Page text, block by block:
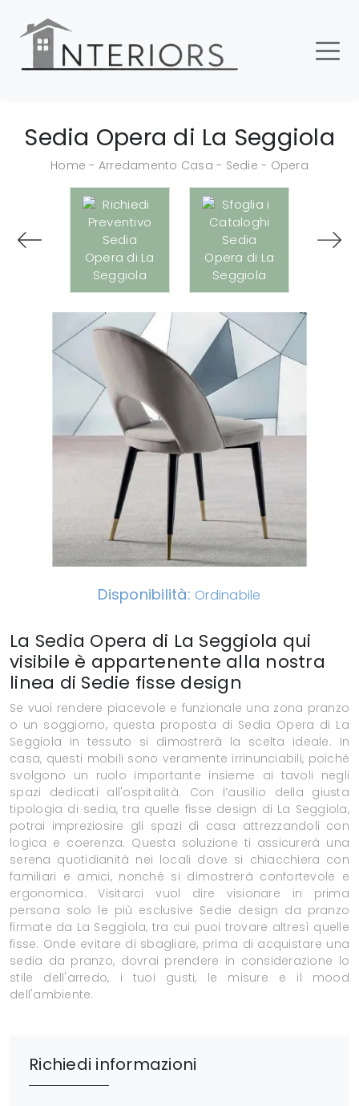
Sedia Opera di La Seggiola
Home - Arredamento Casa - Sedie - Opera
Disponibilità: Ordinabile
La Sedia Opera di La Seggiola qui
visibile è appartenente alla nostra
linea di Sedie fisse design
Se vuoi rendere piacevole e funzionale una zona pranzo
o un soggiorno, questa proposta di Sedia Opera di La
Seggiola in tessuto si dimostrerà la scelta ideale. In
casa, questi mobili sono veramente irrinunciabili, poiché
svolgono un ruolo importante insieme ai tavoli negli
spazi dedicati all'ospitalità. Con l’ausilio della giusta
tipologia di sedia, tra quelle fisse design di La Seggiola,
potrai impreziosire gli spazi di casa attrezzandoli con
logica e coerenza. Questa soluzione ti assicurerà una
serena quotidianità nei locali dove si chiacchiera con
familiari e amici, nonché si dimostrerà confortevole e
ergonomica. Visitarci vuol dire visionare in prima
persona solo le più esclusive Sedie design da pranzo
firmate da La Seggiola, tra cui puoi trovare altresì quelle
fisse. Onde evitare di sbagliare, prima di acquistare una
sedia da pranzo, dovrai prendere in considerazione lo
stile dell'arredo, i tuoi gusti, le misure e il mood
dell'ambiente.
Richiedi informazioni